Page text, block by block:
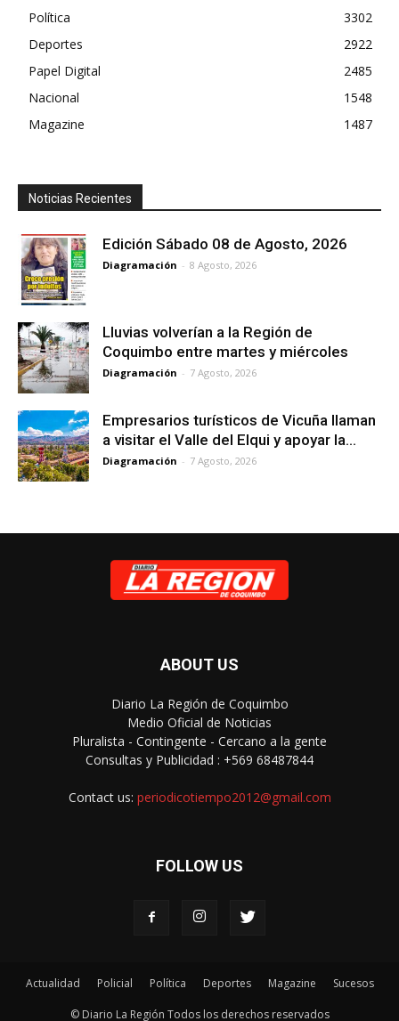
Política
3302
Deportes
2922
Papel Digital
2485
Nacional
1548
Magazine
1487
Noticias Recientes
Edición Sábado 08 de Agosto, 2026
Diagramación - 8 Agosto, 2026
Lluvias volverían a la Región de
Coquimbo entre martes y miércoles
Diagramación - 7 Agosto, 2026
Empresarios turísticos de Vicuña llaman
a visitar el Valle del Elqui y apoyar la...
Diagramación - 7 Agosto, 2026
ABOUT US
Diario La Región de Coquimbo
Medio Oficial de Noticias
Pluralista - Contingente - Cercano a la gente
Consultas y Publicidad : +569 68487844
Contact us: periodicotiempo2012@gmail.com
FOLLOW US
Actualidad Policial Política Deportes Magazine Sucesos
© Diario La Región Todos los derechos reservados